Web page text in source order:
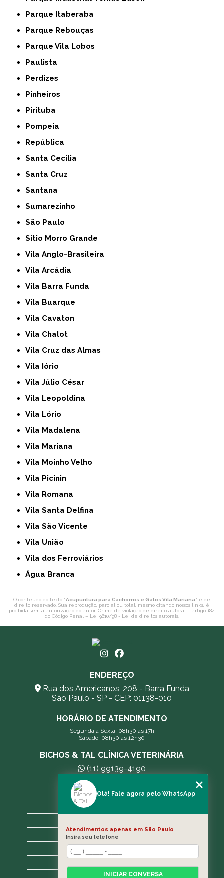
Parque Itaberaba
Parque Rebouças
Parque Vila Lobos
Paulista
Perdizes
Pinheiros
Pirituba
Pompeia
República
Santa Cecília
Santa Cruz
Santana
Sumarezinho
São Paulo
Sítio Morro Grande
Vila Anglo-Brasileira
Vila Arcádia
Vila Barra Funda
Vila Buarque
Vila Cavaton
Vila Chalot
Vila Cruz das Almas
Vila Iório
Vila Júlio César
Vila Leopoldina
Vila Lório
Vila Madalena
Vila Mariana
Vila Moinho Velho
Vila Picinin
Vila Romana
Vila Santa Delfina
Vila São Vicente
Vila União
Vila dos Ferroviários
Água Branca
O conteúdo do texto "Acupuntura para Cachorros e Gatos Vila Mariana" é de
direito reservado. Sua reprodução, parcial ou total, mesmo citando nossos links, é
proibida sem a autorização do autor. Crime de violação de direito autoral – artigo 184
do Código Penal – Lei 9610/98 - Lei de direitos autorais.
ENDEREÇO
Rua dos Americanos, 208 - Barra Funda
São Paulo - SP - CEP: 01138-010
HORÁRIO DE ATENDIMENTO
Segunda a Sexta: 08h30 às 17h
Sábado: 08h30 às 12h30
BICHOS & TAL CLÍNICA VETERINÁRIA
(11) 99139-4190
andreleecitti5@gmail.com
A CLÍNICA
BLOG
CONTATO
CATEGORIAS
Olá! Fale agora pelo WhatsApp
Atendimentos apenas em São Paulo
Insira seu telefone
INICIAR CONVERSA